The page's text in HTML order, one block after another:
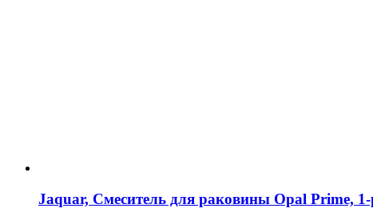
Jaquar, Смеситель для раковины Opal Prime,